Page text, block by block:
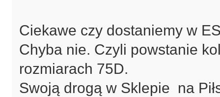
Ciekawe czy dostaniemy w
Chyba nie. Czyli powstanie
rozmiarach 75D.
Swoją drogą w Sklepie na